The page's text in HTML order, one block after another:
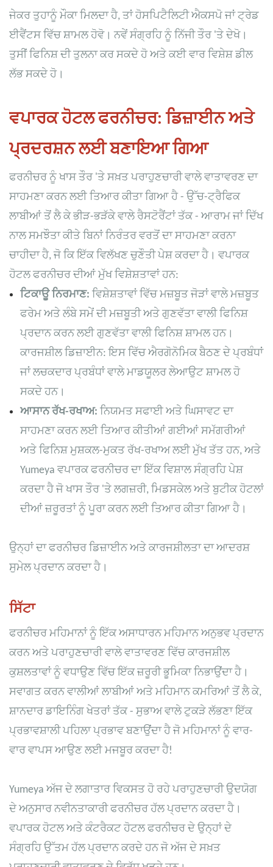
ਜੇਕਰ ਤੁਹਾਨੂੰ ਮੌਕਾ ਮਿਲਦਾ ਹੈ, ਤਾਂ ਹੋਸਪਿਟੈਲਿਟੀ ਐਕਸਪੋ ਜਾਂ ਟ੍ਰੇਡ
ਈਵੈਂਟਸ ਵਿੱਚ ਸ਼ਾਮਲ ਹੋਵੋ। ਨਵੇਂ ਸੰਗ੍ਰਹਿ ਨੂੰ ਨਿੱਜੀ ਤੌਰ 'ਤੇ ਦੇਖੋ।
ਤੁਸੀਂ ਫਿਨਿਸ਼ ਦੀ ਤੁਲਨਾ ਕਰ ਸਕਦੇ ਹੋ ਅਤੇ ਕਈ ਵਾਰ ਵਿਸ਼ੇਸ਼ ਡੀਲ
ਲੱਭ ਸਕਦੇ ਹੋ।
ਵਪਾਰਕ ਹੋਟਲ ਫਰਨੀਚਰ: ਡਿਜ਼ਾਈਨ ਅਤੇ
ਪ੍ਰਦਰਸ਼ਨ ਲਈ ਬਣਾਇਆ ਗਿਆ
ਫਰਨੀਚਰ ਨੂੰ ਖਾਸ ਤੌਰ 'ਤੇ ਸਖ਼ਤ ਪਰਾਹੁਣਚਾਰੀ ਵਾਲੇ ਵਾਤਾਵਰਣ ਦਾ
ਸਾਹਮਣਾ ਕਰਨ ਲਈ ਤਿਆਰ ਕੀਤਾ ਗਿਆ ਹੈ - ਉੱਚ-ਟ੍ਰੈਫਿਕ
ਲਾਬੀਆਂ ਤੋਂ ਲੈ ਕੇ ਭੀੜ-ਭੜੱਕੇ ਵਾਲੇ ਰੈਸਟੋਰੈਂਟਾਂ ਤੱਕ - ਆਰਾਮ ਜਾਂ ਦਿੱਖ
ਨਾਲ ਸਮਝੌਤਾ ਕੀਤੇ ਬਿਨਾਂ ਨਿਰੰਤਰ ਵਰਤੋਂ ਦਾ ਸਾਹਮਣਾ ਕਰਨਾ
ਚਾਹੀਦਾ ਹੈ, ਜੋ ਕਿ ਇੱਕ ਵਿਲੱਖਣ ਚੁਣੌਤੀ ਪੇਸ਼ ਕਰਦਾ ਹੈ। ਵਪਾਰਕ
ਹੋਟਲ ਫਰਨੀਚਰ ਦੀਆਂ ਮੁੱਖ ਵਿਸ਼ੇਸ਼ਤਾਵਾਂ ਹਨ:
ਟਿਕਾਊ ਨਿਰਮਾਣ: ਵਿਸ਼ੇਸ਼ਤਾਵਾਂ ਵਿੱਚ ਮਜ਼ਬੂਤ ​​ਜੋੜਾਂ ਵਾਲੇ ਮਜ਼ਬੂਤ ​​
ਫਰੇਮ ਅਤੇ ਲੰਬੇ ਸਮੇਂ ਦੀ ਮਜ਼ਬੂਤੀ ਅਤੇ ਗੁਣਵੱਤਾ ਵਾਲੀ ਫਿਨਿਸ਼
ਪ੍ਰਦਾਨ ਕਰਨ ਲਈ ਗੁਣਵੱਤਾ ਵਾਲੀ ਫਿਨਿਸ਼ ਸ਼ਾਮਲ ਹਨ।
ਕਾਰਜਸ਼ੀਲ ਡਿਜ਼ਾਈਨ: ਇਸ ਵਿੱਚ ਐਰਗੋਨੋਮਿਕ ਬੈਠਣ ਦੇ ਪ੍ਰਬੰਧਾਂ
ਜਾਂ ਲਚਕਦਾਰ ਪ੍ਰਬੰਧਾਂ ਵਾਲੇ ਮਾਡਯੂਲਰ ਲੇਆਉਟ ਸ਼ਾਮਲ ਹੋ
ਸਕਦੇ ਹਨ।
ਆਸਾਨ ਰੱਖ-ਰਖਾਅ: ਨਿਯਮਤ ਸਫਾਈ ਅਤੇ ਘਿਸਾਵਟ ਦਾ
ਸਾਹਮਣਾ ਕਰਨ ਲਈ ਤਿਆਰ ਕੀਤੀਆਂ ਗਈਆਂ ਸਮੱਗਰੀਆਂ
ਅਤੇ ਫਿਨਿਸ਼ ਮੁਸ਼ਕਲ-ਮੁਕਤ ਰੱਖ-ਰਖਾਅ ਲਈ ਮੁੱਖ ਤੱਤ ਹਨ, ਅਤੇ
Yumeya ਵਪਾਰਕ ਫਰਨੀਚਰ ਦਾ ਇੱਕ ਵਿਸ਼ਾਲ ਸੰਗ੍ਰਹਿ ਪੇਸ਼
ਕਰਦਾ ਹੈ ਜੋ ਖਾਸ ਤੌਰ 'ਤੇ ਲਗਜ਼ਰੀ, ਮਿਡਸਕੇਲ ਅਤੇ ਬੁਟੀਕ ਹੋਟਲਾਂ
ਦੀਆਂ ਜ਼ਰੂਰਤਾਂ ਨੂੰ ਪੂਰਾ ਕਰਨ ਲਈ ਤਿਆਰ ਕੀਤਾ ਗਿਆ ਹੈ।
ਉਨ੍ਹਾਂ ਦਾ ਫਰਨੀਚਰ ਡਿਜ਼ਾਈਨ ਅਤੇ ਕਾਰਜਸ਼ੀਲਤਾ ਦਾ ਆਦਰਸ਼
ਸੁਮੇਲ ਪ੍ਰਦਾਨ ਕਰਦਾ ਹੈ।
ਸਿੱਟਾ
ਫਰਨੀਚਰ ਮਹਿਮਾਨਾਂ ਨੂੰ ਇੱਕ ਅਸਾਧਾਰਨ ਮਹਿਮਾਨ ਅਨੁਭਵ ਪ੍ਰਦਾਨ
ਕਰਨ ਅਤੇ ਪਰਾਹੁਣਚਾਰੀ ਵਾਲੇ ਵਾਤਾਵਰਣ ਵਿੱਚ ਕਾਰਜਸ਼ੀਲ
ਕੁਸ਼ਲਤਾਵਾਂ ਨੂੰ ਵਧਾਉਣ ਵਿੱਚ ਇੱਕ ਜ਼ਰੂਰੀ ਭੂਮਿਕਾ ਨਿਭਾਉਂਦਾ ਹੈ।
ਸਵਾਗਤ ਕਰਨ ਵਾਲੀਆਂ ਲਾਬੀਆਂ ਅਤੇ ਮਹਿਮਾਨ ਕਮਰਿਆਂ ਤੋਂ ਲੈ ਕੇ,
ਸ਼ਾਨਦਾਰ ਡਾਇਨਿੰਗ ਖੇਤਰਾਂ ਤੱਕ - ਸੁਭਾਅ ਵਾਲੇ ਟੁਕੜੇ ਲੱਭਣਾ ਇੱਕ
ਪ੍ਰਭਾਵਸ਼ਾਲੀ ਪਹਿਲਾ ਪ੍ਰਭਾਵ ਬਣਾਉਂਦਾ ਹੈ ਜੋ ਮਹਿਮਾਨਾਂ ਨੂੰ ਵਾਰ-
ਵਾਰ ਵਾਪਸ ਆਉਣ ਲਈ ਮਜਬੂਰ ਕਰਦਾ ਹੈ!
Yumeya ਅੱਜ ਦੇ ਲਗਾਤਾਰ ਵਿਕਸਤ ਹੋ ਰਹੇ ਪਰਾਹੁਣਚਾਰੀ ਉਦਯੋਗ
ਦੇ ਅਨੁਸਾਰ ਨਵੀਨਤਾਕਾਰੀ ਫਰਨੀਚਰ ਹੱਲ ਪ੍ਰਦਾਨ ਕਰਦਾ ਹੈ।
ਵਪਾਰਕ ਹੋਟਲ ਅਤੇ ਕੰਟਰੈਕਟ ਹੋਟਲ ਫਰਨੀਚਰ ਦੇ ਉਨ੍ਹਾਂ ਦੇ
ਸੰਗ੍ਰਹਿ ਉੱਤਮ ਹੱਲ ਪ੍ਰਦਾਨ ਕਰਦੇ ਹਨ ਜੋ ਅੱਜ ਦੇ ਸਖ਼ਤ